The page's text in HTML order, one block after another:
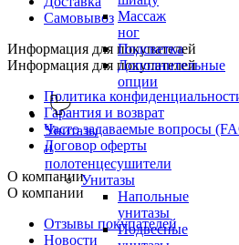
Массаж
ног
Подсветка
Дополнительные
опции
Унитазы
и
полотенцесушители
Унитазы
Напольные
унитазы
Подвесные
Самовывоз
Информация для покупателей
Информация для покупателей
Политика
Гарантия и возврат
Часто задаваемые вопросы
Договор оферты
О компании
О компании
Отзывы покупателей
Новости